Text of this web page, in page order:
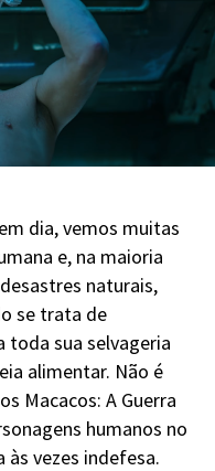
dia, vemos muitas
e, na maioria
naturais,
se trata de
toda sua selvageria
alimentar. Não é
Macacos: A Guerra
humanos no
vezes indefesa.